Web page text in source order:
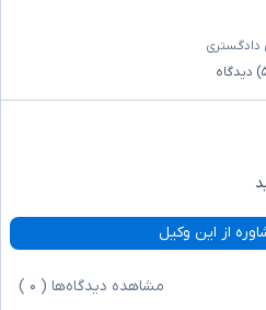
دادگستری
دیدگاه
از این وکیل
مشاهده دیدگاه‌ها ( ۰